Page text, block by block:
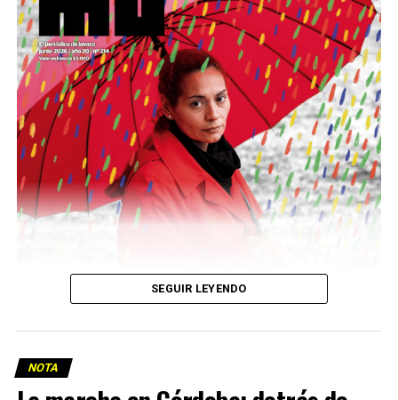
podría ser una frase:
Sin chamuyo, a remarla.
Descargar la Mu en PDF
SEGUIR LEYENDO
NOTA